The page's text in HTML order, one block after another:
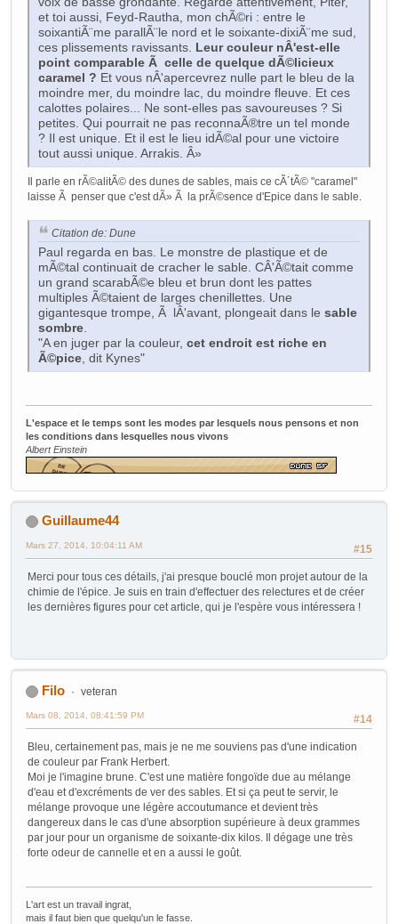
et toi aussi, Feyd-Rautha, mon chÃ©ri : entre le
soixantiÃ¨me parallÃ¨le nord et le soixante-dixiÃ¨me sud,
ces plissements ravissants. Leur couleur nÂ'est-elle
point comparable Ã celle de quelque dÃ©licieux
caramel ? Et vous nÂ'apercevrez nulle part le bleu de la
moindre mer, du moindre lac, du moindre fleuve. Et ces
calottes polaires... Ne sont-elles pas savoureuses ? Si
petites. Qui pourrait ne pas reconnaÃ®tre un tel monde
? Il est unique. Et il est le lieu idÃ©al pour une victoire
tout aussi unique. Arrakis. Â»
Il parle en rÃ©alitÃ© des dunes de sables, mais ce cÃ´tÃ© "caramel"
laisse Ã penser que c'est dÃ» Ã la prÃ©sence d'Epice dans le sable.
Citation de: Dune
Paul regarda en bas. Le monstre de plastique et de
mÃ©tal continuait de cracher le sable. CÂ'Ã©tait comme
un grand scarabÃ©e bleu et brun dont les pattes
multiples Ã©taient de larges chenillettes. Une
gigantesque trompe, Ã lÂ'avant, plongeait dans le sable
sombre.
"A en juger par la couleur, cet endroit est riche en
Ã©pice, dit Kynes"
L'espace et le temps sont les modes par lesquels nous pensons et non
les conditions dans lesquelles nous vivons
Albert Einstein
Guillaume44
#15
Mars 27, 2014, 10:04:11 AM
Merci pour tous ces détails, j'ai presque bouclé mon projet autour de la
chimie de l'épice. Je suis en train d'effectuer des relectures et de créer
les dernières figures pour cet article, qui je l'espère vous intéressera !
Filo veteran
#14
Mars 08, 2014, 08:41:59 PM
Bleu, certainement pas, mais je ne me souviens pas d'une indication
de couleur par Frank Herbert.
Moi je l'imagine brune. C'est une matière fongoïde due au mélange
d'eau et d'excréments de ver des sables. Et si ça peut te servir, le
mélange provoque une légère accoutumance et devient très
dangereux dans le cas d'une absorption supérieure à deux grammes
par jour pour un organisme de soixante-dix kilos. Il dégage une très
forte odeur de cannelle et en a aussi le goût.
L'art est un travail ingrat,
mais il faut bien que quelqu'un le fasse.